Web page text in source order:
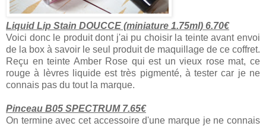
Liquid Lip Stain DOUCCE (miniature 1.75ml) 6.70€
Voici donc le produit dont j'ai pu choisir la teinte avant envoi
de la box à savoir le seul produit de maquillage de ce coffret.
Reçu en teinte Amber Rose qui est un vieux rose mat, ce
rouge à lèvres liquide est très pigmenté, à tester car je ne
connais pas du tout la marque.
Pinceau B05 SPECTRUM 7.65€
On termine avec cet accessoire d'une marque je ne connais